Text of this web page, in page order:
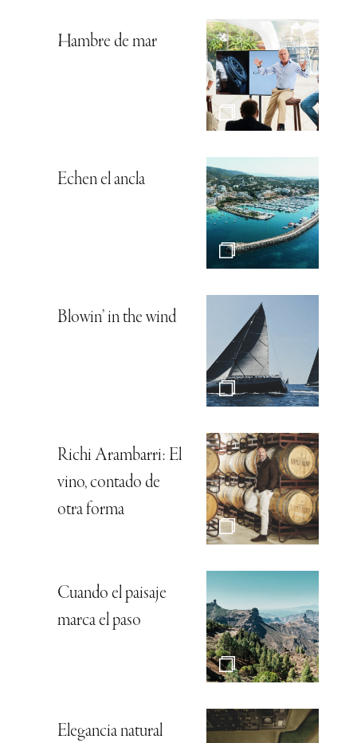
Hambre de mar
Echen el ancla
Blowin’ in the wind
Richi Arambarri: El
vino, contado de
otra forma
Cuando el paisaje
marca el paso
Elegancia natural